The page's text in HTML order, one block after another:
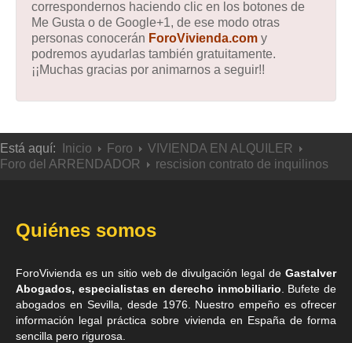
correspondernos haciendo clic en los botones de
Me Gusta o de Google+1, de ese modo otras
personas conocerán ForoVivienda.com y
podremos ayudarlas también gratuitamente.
¡¡Muchas gracias por animarnos a seguir!!
Está aquí: Inicio Foro
VIVIENDA EN ALQUILER
Foro del ARRENDADOR
rescision contrato de inquilinos
Quiénes somos
ForoVivienda es un sitio web de divulgación legal de Gastalver
Abogados, especialistas en derecho inmobiliario . Bufete de
abogados en Sevilla , desde 1976. Nuestro empeño es ofrecer
información legal práctica sobre vivienda en España de forma
sencilla pero rigurosa.